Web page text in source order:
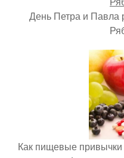
День Петра и Павла
Как пищевые привычки